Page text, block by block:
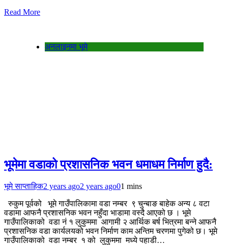
Read More
अनलाइनमा भूमे
भूमेमा वडाको प्रशासनिक भवन धमाधम निर्माण हुदै:
भूमे साप्ताहिक2 years ago2 years ago01 mins
रुकुम पूर्वको भूमे गाउँपालिकामा वडा नम्बर ९ चुन्बाङ बाहेक अन्य ८ वटा
वडामा आफनै प्रशासनिक भवन नहुँदा भाडामा वस्दै आएको छ । भूमे
गाउँपालिकाको वडा नं १ लुकुममा आगामी २ आर्थिक बर्ष भित्रमा बन्ने आफनै
प्रशासनिक वडा कार्यलयको भवन निर्माण काम अन्तिम चरणमा पुगेको छ। भूमे
गाउँपालिकाको वडा नम्बर १ को लुकुममा मध्ये पहाडी…